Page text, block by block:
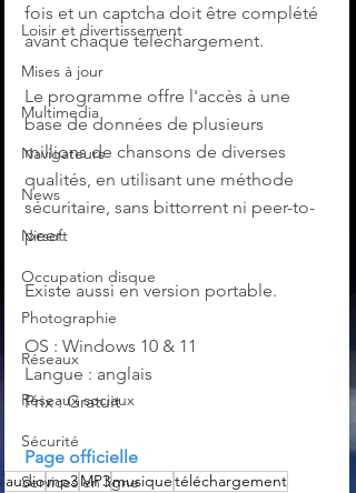
Loisir et divertissement
Mises à jour
Multimedia
Navigateurs
News
Nirsoft
Occupation disque
Photographie
Réseaux
Réseaux sociaux
Sécurité
Services en ligne
fois et un captcha doit être complété
avant chaque téléchargement.
Le programme offre l'accès à une
base de données de plusieurs
millions de chansons de diverses
qualités, en utilisant une méthode
sécuritaire, sans bittorrent ni peer-to-
peer.
Existe aussi en version portable.
OS : Windows 10 & 11
Langue : anglais
Prix : Gratuit
Page officielle
audiomp3MP3musiquetéléchargement